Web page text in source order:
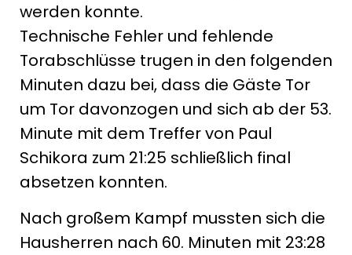
werden konnte.
Technische Fehler und fehlende
Torabschlüsse trugen in den folgenden
Minuten dazu bei, dass die Gäste Tor
um Tor davonzogen und sich ab der 53.
Minute mit dem Treffer von Paul
Schikora zum 21:25 schließlich final
absetzen konnten.
Nach großem Kampf mussten sich die
Hausherren nach 60. Minuten mit 23:28